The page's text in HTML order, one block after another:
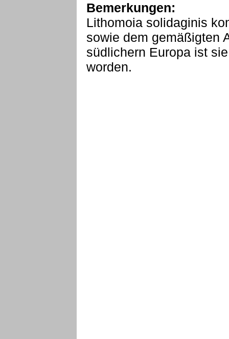
Bemerkungen:
Lithomoia solidaginis
sowie dem gemäßigten
südlichern Europa ist
worden.